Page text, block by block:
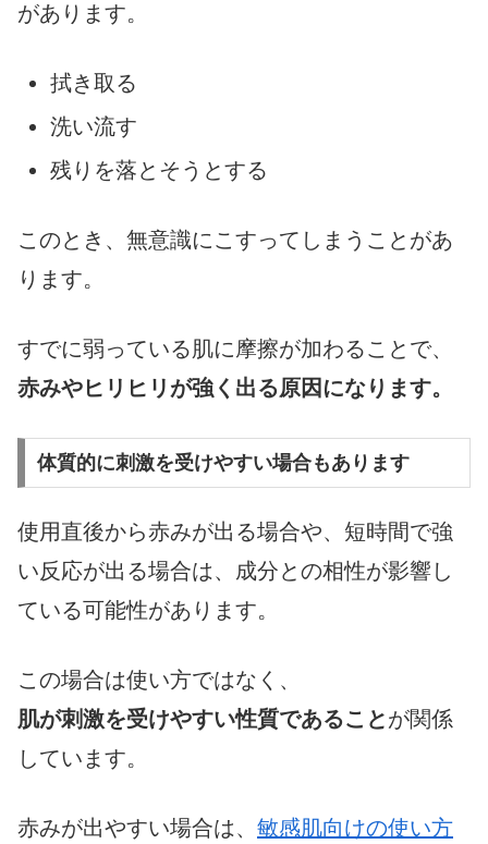
があります。
拭き取る
洗い流す
残りを落とそうとする
このとき、無意識にこすってしまうことがあ
ります。
すでに弱っている肌に摩擦が加わることで、
赤みやヒリヒリが強く出る原因になります。
体質的に刺激を受けやすい場合もあります
使用直後から赤みが出る場合や、短時間で強
い反応が出る場合は、成分との相性が影響し
ている可能性があります。
この場合は使い方ではなく、
肌が刺激を受けやすい性質であることが関係
しています。
赤みが出やすい場合は、 敏感肌向けの使い方